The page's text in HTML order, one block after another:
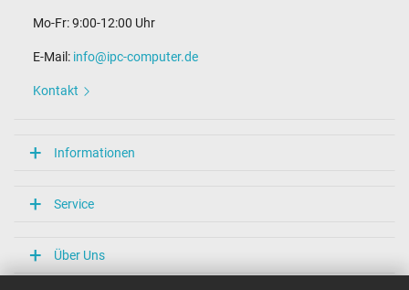
Mo-Fr: 9:00-12:00 Uhr
E-Mail: info@ipc-computer.de
Kontakt
Informationen
Service
Über Uns